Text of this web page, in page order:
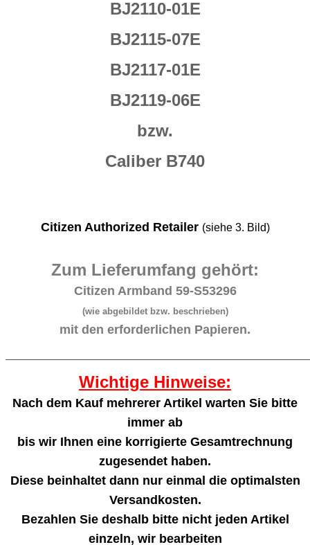
BJ2110-01E
BJ2115-07E
BJ2117-01E
BJ2119-06E
bzw.
Caliber B740
Citizen Authorized Retailer (siehe 3. Bild)
Zum Lieferumfang gehört:
Citizen Armband 59-S53296
(wie abgebildet bzw. beschrieben)
mit den erforderlichen Papieren.
Wichtige Hinweise:
Nach dem Kauf mehrerer Artikel warten Sie bitte
immer ab
bis wir Ihnen eine korrigierte Gesamtrechnung
zugesendet haben.
Diese beinhaltet dann nur einmal die optimalsten
Versandkosten.
Bezahlen Sie deshalb bitte nicht jeden Artikel
einzeln, wir bearbeiten